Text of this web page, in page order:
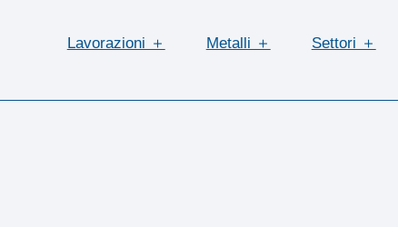
Lavorazioni ＋ Metalli ＋ Settori ＋